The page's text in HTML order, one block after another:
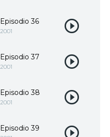
Episodio 36
2001
Episodio 37
2001
Episodio 38
2001
Episodio 39